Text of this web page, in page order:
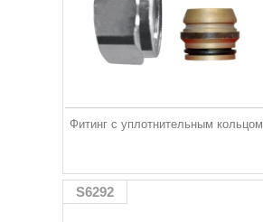
Фитинг с уплотнительным кольцом
S6292